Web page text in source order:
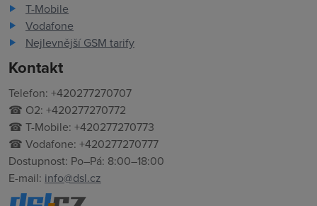
T-Mobile
Vodafone
Nejlevnější GSM tarify
Kontakt
Telefon: +420277270707
☎ O2: +420277270772
☎ T-Mobile: +420277270773
☎ Vodafone: +420277270777
Dostupnost: Po–Pá: 8:00–18:00
E-mail: info@dsl.cz